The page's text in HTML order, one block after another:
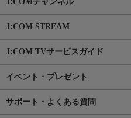
J:COM STREAM
J:COM TVサービスガイド
イベント・プレゼント
サポート・よくある質問